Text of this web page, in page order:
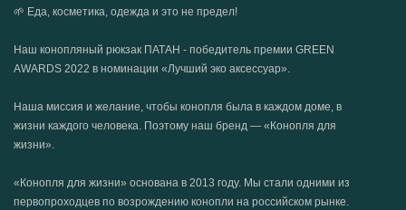
🌱 Еда, косметика, одежда и это не предел!
Наш конопляный рюкзак ПАТАН - победитель премии GREEN
AWARDS 2022 в номинации «Лучший эко аксессуар».
Наша миссия и желание, чтобы конопля была в каждом доме, в
жизни каждого человека. Поэтому наш бренд — «Конопля для
жизни».
«Конопля для жизни» основана в 2013 году. Мы стали одними из
первопроходцев по возрождению конопли на российском рынке.